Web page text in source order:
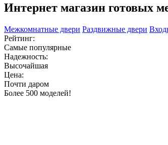
Интернет магазин готовых
Межкомнатные двери Раздвижные двери
Рейтинг:
Самые популярные
Надежность:
Высочайшая
Цена:
Почти даром
Более 500 моделей!